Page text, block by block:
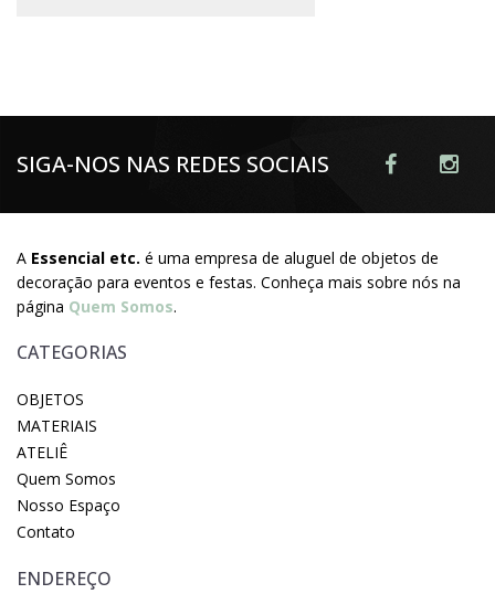
SIGA-NOS NAS REDES SOCIAIS
A Essencial etc. é uma empresa de aluguel de objetos de
decoração para eventos e festas. Conheça mais sobre nós na
página Quem Somos.
CATEGORIAS
OBJETOS
MATERIAIS
ATELIÊ
Quem Somos
Nosso Espaço
Contato
ENDEREÇO